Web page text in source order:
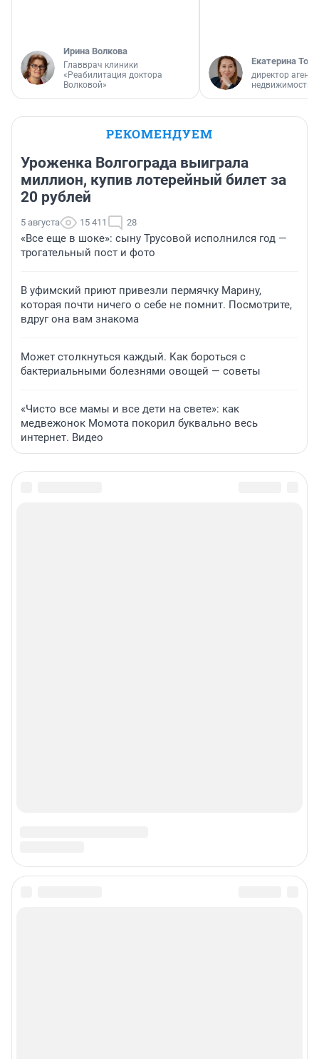
Ирина Волкова
Главврач клиники
«Реабилитация доктора
Волковой»
Екатерина
директор
недвижимости
РЕКОМЕНДУЕМ
Уроженка Волгограда выиграла
миллион, купив лотерейный билет за
20 рублей
5 августа 15 411 28
«Все еще в шоке»: сыну Трусовой исполнился год —
трогательный пост и фото
В уфимский приют привезли пермячку Марину,
которая почти ничего о себе не помнит. Посмотрите,
вдруг она вам знакома
Может столкнуться каждый. Как бороться с
бактериальными болезнями овощей — советы
«Чисто все мамы и все дети на свете»: как
медвежонок Момота покорил буквально весь
интернет. Видео